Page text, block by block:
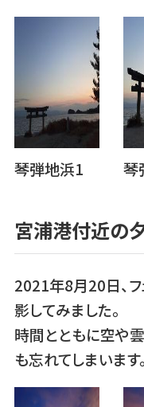
琴弾地浜1 琴
宮浦港付近の
2021年8月20日、
影してみました。
時間とともに空や
も忘れてしまいます。